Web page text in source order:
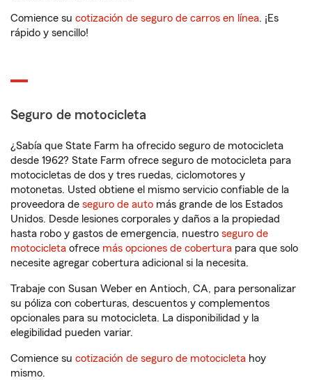
Comience su cotización de seguro de carros en línea. ¡Es
rápido y sencillo!
Seguro de motocicleta
¿Sabía que State Farm ha ofrecido seguro de motocicleta
desde 1962? State Farm ofrece seguro de motocicleta para
motocicletas de dos y tres ruedas, ciclomotores y
motonetas. Usted obtiene el mismo servicio confiable de la
proveedora de seguro de auto más grande de los Estados
Unidos. Desde lesiones corporales y daños a la propiedad
hasta robo y gastos de emergencia, nuestro seguro de
motocicleta ofrece más opciones de cobertura para que solo
necesite agregar cobertura adicional si la necesita.
Trabaje con Susan Weber en Antioch, CA, para personalizar
su póliza con coberturas, descuentos y complementos
opcionales para su motocicleta. La disponibilidad y la
elegibilidad pueden variar.
Comience su cotización de seguro de motocicleta hoy
mismo.